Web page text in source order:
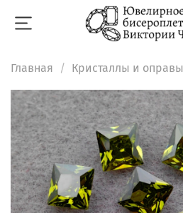
Главная Кристаллы и оправы